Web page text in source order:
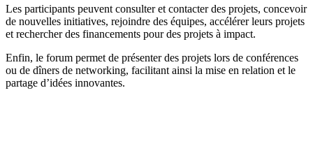
Les participants peuvent consulter et contacter des projets, concevoir
de nouvelles initiatives, rejoindre des équipes, accélérer leurs projets
et rechercher des financements pour des projets à impact.
Enfin, le forum permet de présenter des projets lors de conférences
ou de dîners de networking, facilitant ainsi la mise en relation et le
partage d’idées innovantes.